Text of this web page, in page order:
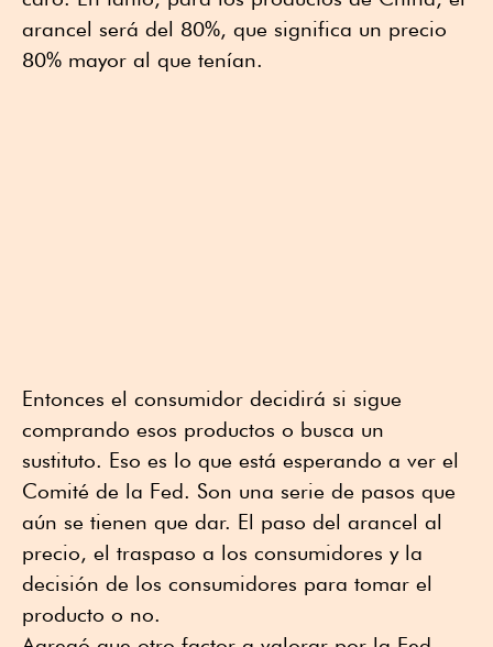
arancel será del 80%, que significa un precio
80% mayor al que tenían.
Entonces el consumidor decidirá si sigue
comprando esos productos o busca un
sustituto. Eso es lo que está esperando a ver el
Comité de la Fed. Son una serie de pasos que
aún se tienen que dar. El paso del arancel al
precio, el traspaso a los consumidores y la
decisión de los consumidores para tomar el
producto o no.